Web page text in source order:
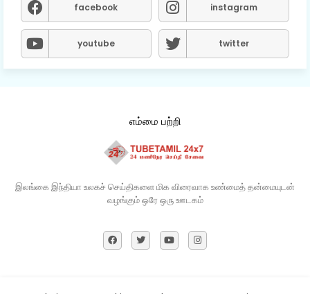
facebook instagram
youtube twitter
எம்மை பற்றி
இலங்கை இந்தியா உலகச் செய்திகளை மிக விரைவாக உண்மைத் தன்மையுடன்
வழங்கும் ஒரே ஒரு ஊடகம்​
Home Contact us Privacy Policy